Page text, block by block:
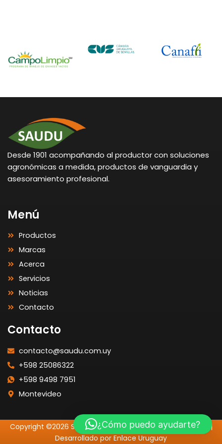
Desde 1901 acompañando al productor con soluciones
agronómicas a medida, productos de vanguardia y
asesoramiento profesional.
Menú
Productos
Marcas
Acerca
Servicios
Noticias
Contacto
Contacto
contacto@saudu.com.uy
+598 25086322
+598 9498 7951
Montevideo
Copyright ©2026 SAUDU | Todos los Derechos Reservados |
Desarrollado por Enlace Uruguay
¿Cómo puedo ayudarte?